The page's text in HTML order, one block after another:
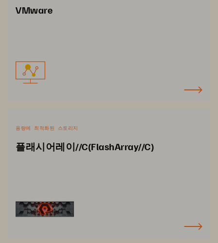
VMware
용량에 최적화된 스토리지
플래시어레이//C(FlashArray//C)